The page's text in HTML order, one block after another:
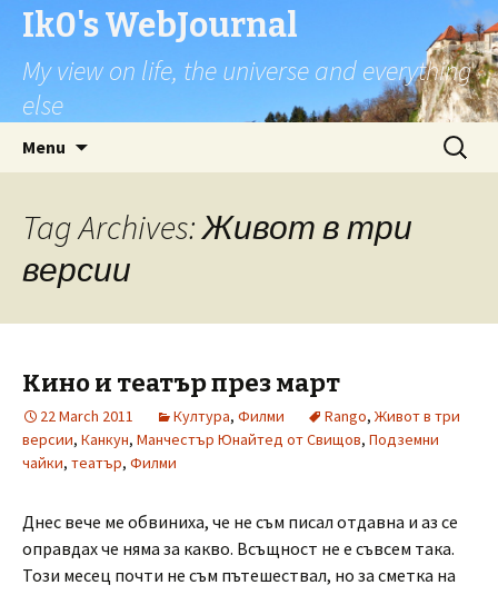
Ik0's WebJournal
My view on life, the universe and everything
else
Menu
Search
for:
Tag Archives: Живот в три
версии
Кино и театър през март
22 March 2011 Култура, Филми Rango, Живот в три
версии, Канкун, Манчестър Юнайтед от Свищов, Подземни
чайки, театър, Филми
Днес вече ме обвиниха, че не съм писал отдавна и аз се
оправдах че няма за какво. Всъщност не е съвсем така.
Този месец почти не съм пътешествал, но за сметка на